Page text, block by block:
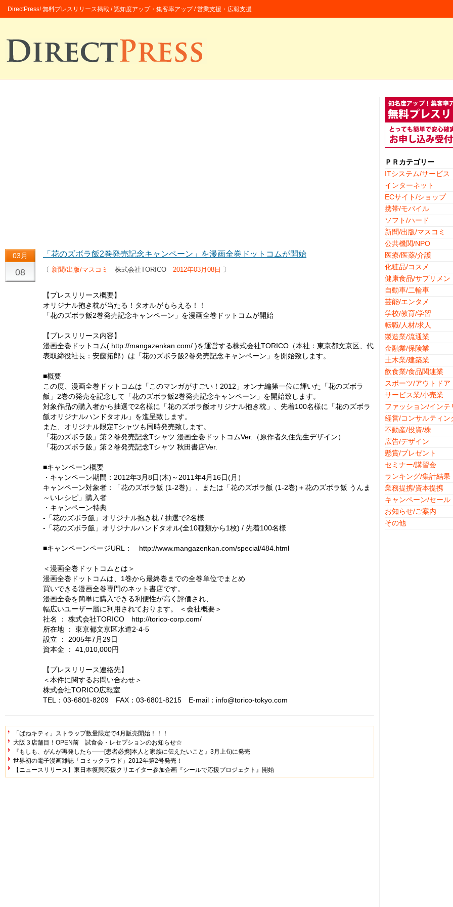
DirectPress! 無料プレスリリース掲載 / 認知度アップ・集客率アップ / 営業支援・広報支援
03月
08
「花のズボラ飯2巻発売記念キャンペーン」を漫画全巻ドットコムが開始
〔 新聞/出版/マスコミ 株式会社TORICO 2012年03月08日 〕
【プレスリリース概要】
オリジナル抱き枕が当たる！タオルがもらえる！！
「花のズボラ飯2巻発売記念キャンペーン」を漫画全巻ドットコムが開始
【プレスリリース内容】
漫画全巻ドットコム( http://mangazenkan.com/ )を運営する株式会社TORICO（本社：東京都文京区、代
表取締役社長：安藤拓郎）は「花のズボラ飯2巻発売記念キャンペーン」を開始致します。
■概要
この度、漫画全巻ドットコムは「このマンガがすごい！2012」オンナ編第一位に輝いた「花のズボラ
飯」2巻の発売を記念して「花のズボラ飯2巻発売記念キャンペーン」を開始致します。
対象作品の購入者から抽選で2名様に「花のズボラ飯オリジナル抱き枕」、先着100名様に「花のズボラ
飯オリジナルハンドタオル」を進呈致します。
また、オリジナル限定Tシャツも同時発売致します。
「花のズボラ飯」第２巻発売記念Tシャツ 漫画全巻ドットコムVer.（原作者久住先生デザイン）
「花のズボラ飯」第２巻発売記念Tシャツ 秋田書店Ver.
■キャンペーン概要
・キャンペーン期間：2012年3月8日(木)～2011年4月16日(月）
キャンペーン対象者：「花のズボラ飯 (1-2巻)」、または「花のズボラ飯 (1-2巻)＋花のズボラ飯 うんま
～いレシピ」購入者
・キャンペーン特典
-「花のズボラ飯」オリジナル抱き枕 / 抽選で2名様
-「花のズボラ飯」オリジナルハンドタオル(全10種類から1枚) / 先着100名様
■キャンペーンページURL： http://www.mangazenkan.com/special/484.html
＜漫画全巻ドットコムとは＞
漫画全巻ドットコムは、1巻から最終巻までの全巻単位でまとめ
買いできる漫画全巻専門のネット書店です。
漫画全巻を簡単に購入できる利便性が高く評価され、
幅広いユーザー層に利用されております。 ＜会社概要＞
社名 ： 株式会社TORICO http://torico-corp.com/
所在地 ： 東京都文京区水道2-4-5
設立 ： 2005年7月29日
資本金 ： 41,010,000円
【プレスリリース連絡先】
＜本件に関するお問い合わせ＞
株式会社TORICO広報室
TEL：03-6801-8209 FAX：03-6801-8215 E-mail：info@torico-tokyo.com
「ばねキティ」ストラップ数量限定で4月販売開始！！！
大阪３店舗目！OPEN前 試食会・レセプションのお知らせ☆
『もしも、がんが再発したら――[患者必携]本人と家族に伝えたいこと』3月上旬に発売
世界初の電子漫画雑誌「コミックラウド」2012年第2号発売！
【ニュースリリース】東日本復興応援クリエイター参加企画『シールで応援プロジェクト』開始
ＰＲカテゴリー
ITシステム/サービス
インターネット
ECサイト/ショップ
携帯/モバイル
ソフト/ハード
新聞/出版/マスコミ
公共機関/NPO
医療/医薬/介護
化粧品/コスメ
健康食品/サプリメン
自動車/二輪車
芸能/エンタメ
学校/教育/学習
転職/人材/求人
製造業/流通業
金融業/保険業
土木業/建築業
飲食業/食品関連業
スポーツ/アウトドア
サービス業/小売業
ファッション/インテ
経営/コンサルティン
不動産/投資/株
広告/デザイン
懸賞/プレゼント
セミナー/講習会
ランキング/集計結果
業務提携/資本提携
キャンペーン/セール
お知らせ/ご案内
その他